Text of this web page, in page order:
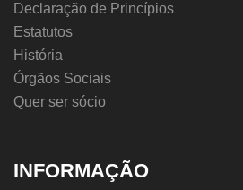
Declaração de Princípios
Estatutos
História
Órgãos Sociais
Quer ser sócio
INFORMAÇÃO